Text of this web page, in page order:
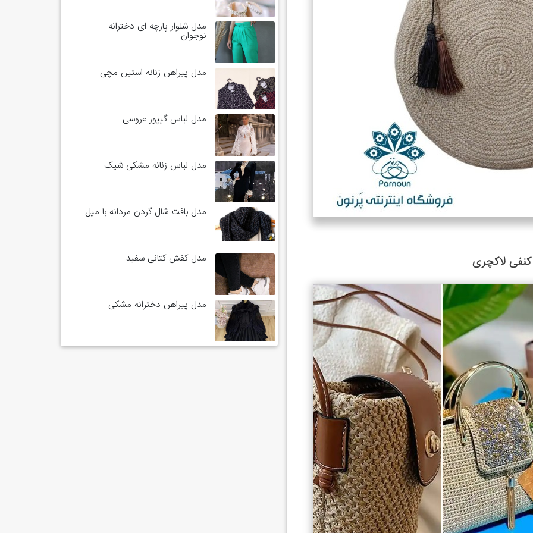
لاکچری
مدل شلوار پارچه ای دخترانه
نوجوان
مدل پیراهن زنانه استین مچی
مدل لباس گیپور عروسی
مدل لباس زنانه مشکی شیک
مدل بافت شال گردن مردانه با میل
مدل کفش کتانی سفید
مدل پیراهن دخترانه مشکی